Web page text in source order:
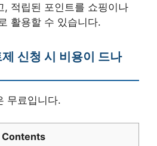
, 적립된 포인트를 쇼핑이나
활용할 수 있습니다.
신청 시 비용이 드나
무료입니다.
Contents